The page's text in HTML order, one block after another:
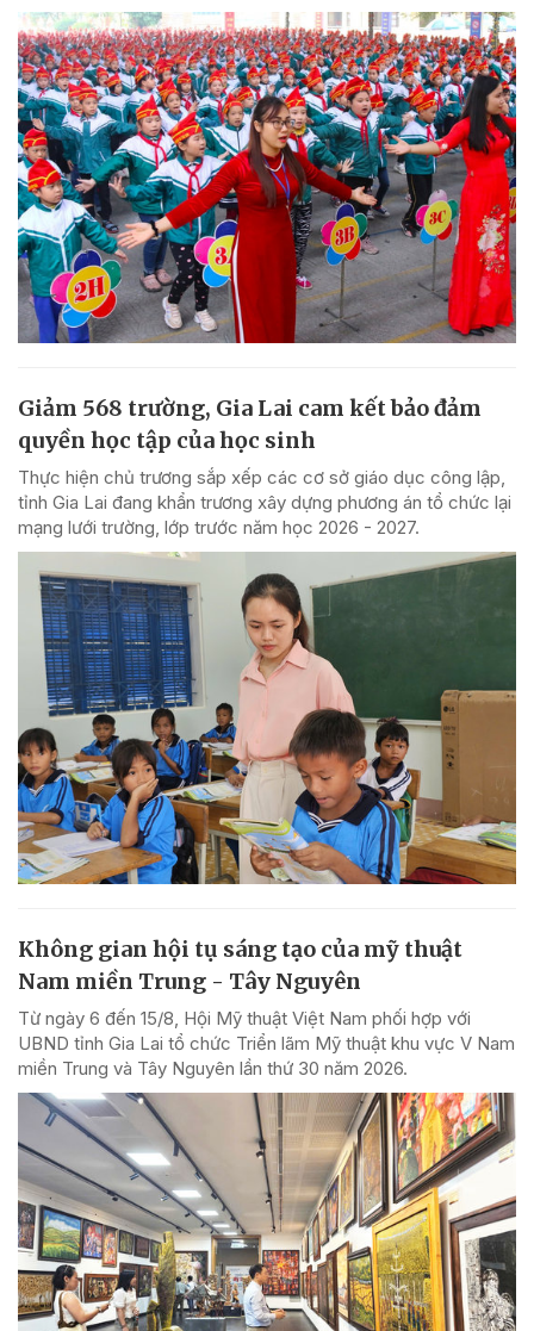
Giảm 568 trường, Gia Lai cam kết bảo đảm
quyền học tập của học sinh
Thực hiện chủ trương sắp xếp các cơ sở giáo dục công lập,
tỉnh Gia Lai đang khẩn trương xây dựng phương án tổ chức lại
mạng lưới trường, lớp trước năm học 2026 - 2027.
Không gian hội tụ sáng tạo của mỹ thuật
Nam miền Trung - Tây Nguyên
Từ ngày 6 đến 15/8, Hội Mỹ thuật Việt Nam phối hợp với
UBND tỉnh Gia Lai tổ chức Triển lãm Mỹ thuật khu vực V Nam
miền Trung và Tây Nguyên lần thứ 30 năm 2026.